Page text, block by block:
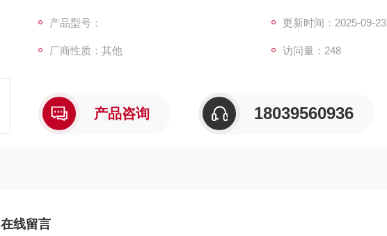
产品型号： 更新时间：2025-09-23
厂商性质：其他 访问量：248
产品咨询 18039560936
在线留言